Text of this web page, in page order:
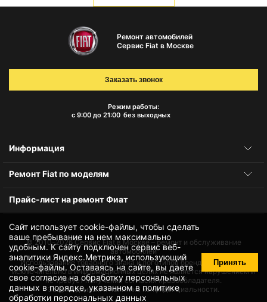
Сайт использует cookie-файлы, чтобы сделать
ваше пребывание на нем максимально
удобным. К cайту подключен сервис веб-
аналитики Яндекс.Метрика, использующий
cookie-файлы. Оставаясь на сайте, вы даете
своесогласие на обработку персональных
данных в порядке, указанном в политике
обработки персональных данных
Принять
Ремонт автомобилей
Сервис Fiat в Москве
Режим работы:
с 9:00 до 21:00 без выходных
Заказать звонок
Информация
Ремонт Fiat по моделям
Прайс-лист на ремонт Фиат
© 2010-2026Сервис Fiat в Москве – ремонт и обслуживание
автомобилей
Использование товарного знака и логотипов бренда происходит
исключительно в информационных целях не является нарушением и
не требует получения согласия правообладателя.
Защита данных и политика конфиденциальности.